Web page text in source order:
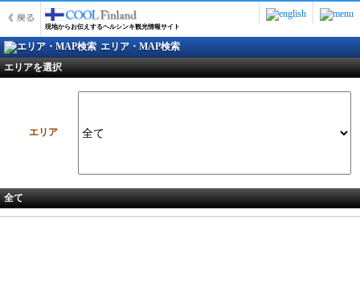
現地からお伝えするヘルシンキ観光情報サイト
エリア・MAP検索
エリアを選択
エリア
全て